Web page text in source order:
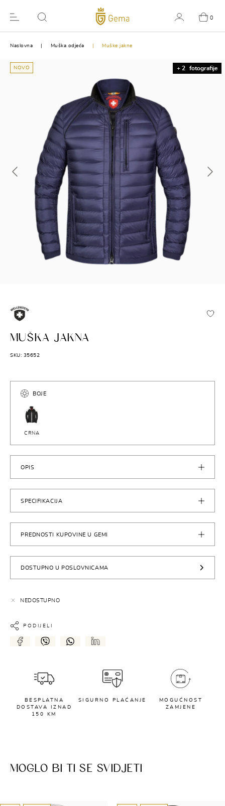
0
Naslovna Muška odjeća Muške jakne
+ 2 fotografije
NOVO
WELLENSTEYN
MUŠKA JAKNA
SKU: 35652
BOJE
CRNA
OPIS
SPECIFIKACIJA
PREDNOSTI KUPOVINE U GEMI
DOSTUPNO U POSLOVNICAMA
NEDOSTUPNO
PODIJELI
BESPLATNA
DOSTAVA IZNAD
150 KM
SIGURNO PLAĆANJE
MOGUĆNOST
ZAMJENE
MOGLO BI TI SE SVIDJETI